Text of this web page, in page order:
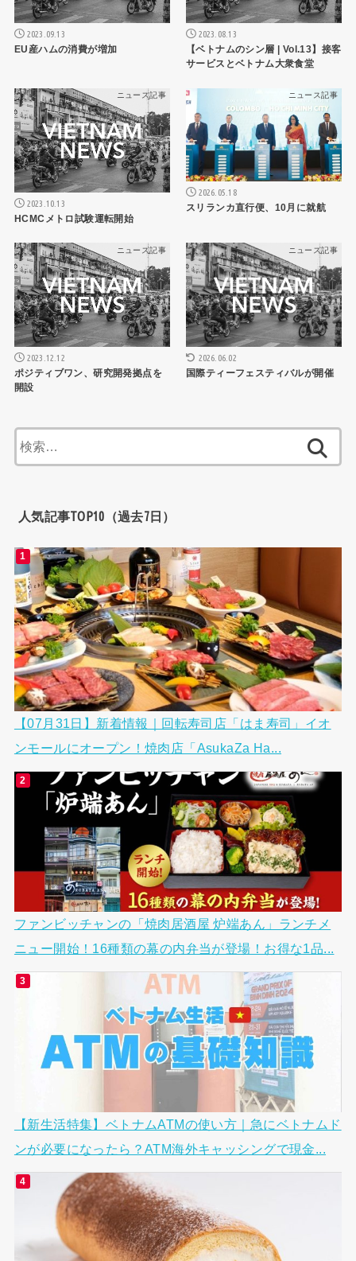
2023.09.13
EU産ハムの消費が増加
2023.08.13
【ベトナムのシン層 | Vol.13】接客
サービスとベトナム大衆食堂
ニュース記事
2023.10.13
HCMCメトロ試験運転開始
ニュース記事
2026.05.18
スリランカ直行便、10月に就航
ニュース記事
2023.12.12
ポジティブワン、研究開発拠点を
開設
ニュース記事
2026.06.02
国際ティーフェスティバルが開催
索:
人気記事TOP10（過去7日）
【07月31日】新着情報｜回転寿司店「はま寿司」イオ
ンモールにオープン！焼肉店「AsukaZa Ha...
ファンビッチャンの「焼肉居酒屋 炉端あん」ランチメ
ニュー開始！16種類の幕の内弁当が登場！お得な1品...
【新生活特集】ベトナムATMの使い方｜急にベトナムド
ンが必要になったら？ATM海外キャッシングで現金...